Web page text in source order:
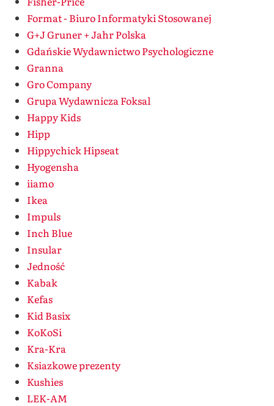
Format - Biuro Informatyki Stosowanej
G+J Gruner + Jahr Polska
Gdańskie Wydawnictwo Psychologiczne
Granna
Gro Company
Grupa Wydawnicza Foksal
Happy Kids
Hipp
Hippychick Hipseat
Hyogensha
iiamo
Ikea
Impuls
Inch Blue
Insular
Jedność
Kabak
Kefas
Kid Basix
KoKoSi
Kra-Kra
Ksiazkowe prezenty
Kushies
LEK-AM